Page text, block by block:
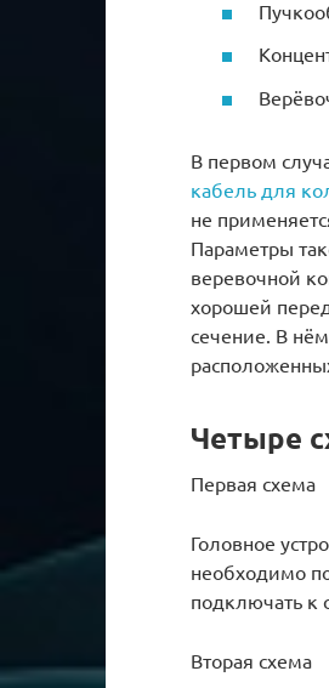
В первом
кабель для
не
Параметры
веревочной
хорошей
сечение. В
Четыре
Первая схема
Головное
необходимо
подключать к
Вторая схема